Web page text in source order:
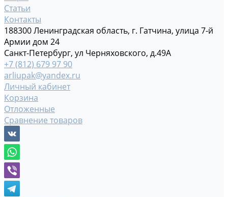
Статьи
Контакты
188300 Ленинградская область, г. Гатчина, улица 7-й
Армии дом 24
Санкт-Петербург, ул Черняховского, д.49А
+7 (812) 679 97 90
arliupak@yandex.ru
Личный кабинет
Корзина
Отложенные
Сравнение товаров